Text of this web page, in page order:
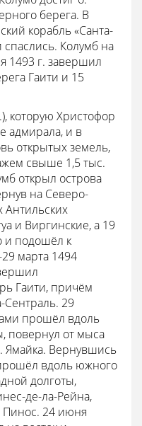
берега. В
корабль «Санта-
Колумб на
1493 г. завершил
Гаити и 15
которую Христофор
адмирала, и в
открытых земель,
свыше 1,5 тыс.
открыл острова
на Северо-
Антильских
и Виргинские, а 19
и подошёл к
марта 1494
Гаити, причём
Сентраль. 29
прошёл вдоль
повернул от мыса
Ямайка. Вернувшись
вдоль южного
долготы,
де-ла-Рейна,
Пинос. 24 июня